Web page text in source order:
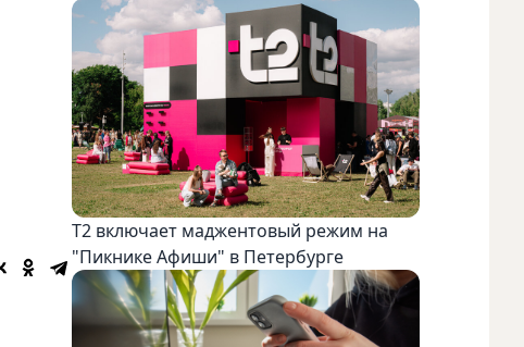
Т2 включает маджентовый режим на
"Пикнике Афиши" в Петербурге